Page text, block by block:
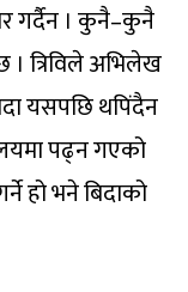
गर्दैन । कुनै–कुनै
। त्रिविले अभिलेख
यसपछि थपिंदैन
पढ्न गएको
हो भने बिदाको